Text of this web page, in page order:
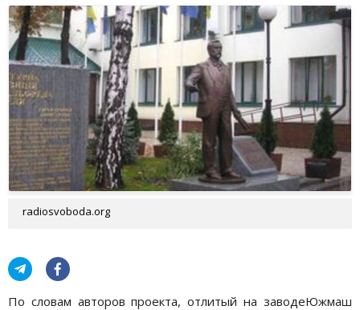
radiosvoboda.org
По словам авторов проекта, отлитый на заводеЮжмаш